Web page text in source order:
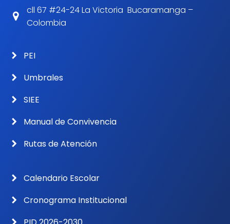
cll 67 #24-24 La Victoria Bucaramanga –
Colombia
PEI
Umbrales
SIEE
Manual de Convivencia
Rutas de Atención
Calendario Escolar
Cronograma Institucional